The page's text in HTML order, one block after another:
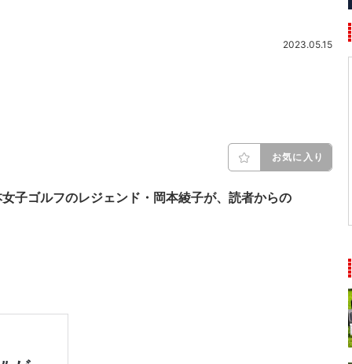
2023.05.15
お気に入り
子ゴルフのレジェンド・岡本綾子が、読者からの